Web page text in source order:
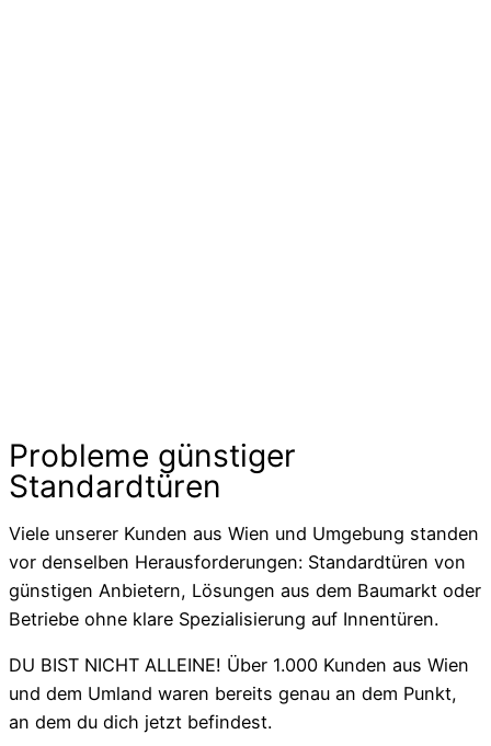
Probleme günstiger
Standardtüren
Viele unserer Kunden aus Wien und Umgebung standen
vor denselben Herausforderungen: Standardtüren von
günstigen Anbietern, Lösungen aus dem Baumarkt oder
Betriebe ohne klare Spezialisierung auf Innentüren.
DU BIST NICHT ALLEINE! Über 1.000 Kunden aus Wien
und dem Umland waren bereits genau an dem Punkt,
an dem du dich jetzt befindest.